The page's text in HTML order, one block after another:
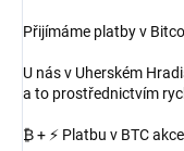
Přijímáme platby v
U nás v Uherském
a to prostřednictvím
₿ + ⚡ Platbu v BTC